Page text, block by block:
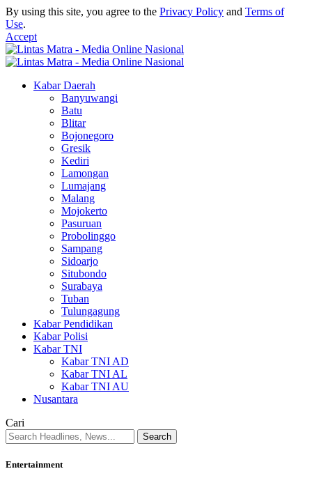
By using this site, you agree to the Privacy Policy and Terms of
Use.
Accept
Kabar Daerah
Banyuwangi
Batu
Blitar
Bojonegoro
Gresik
Kediri
Lamongan
Lumajang
Malang
Mojokerto
Pasuruan
Probolinggo
Sampang
Sidoarjo
Situbondo
Surabaya
Tuban
Tulungagung
Kabar Pendidikan
Kabar Polisi
Kabar TNI
Kabar TNI AD
Kabar TNI AL
Kabar TNI AU
Nusantara
Cari
Entertainment